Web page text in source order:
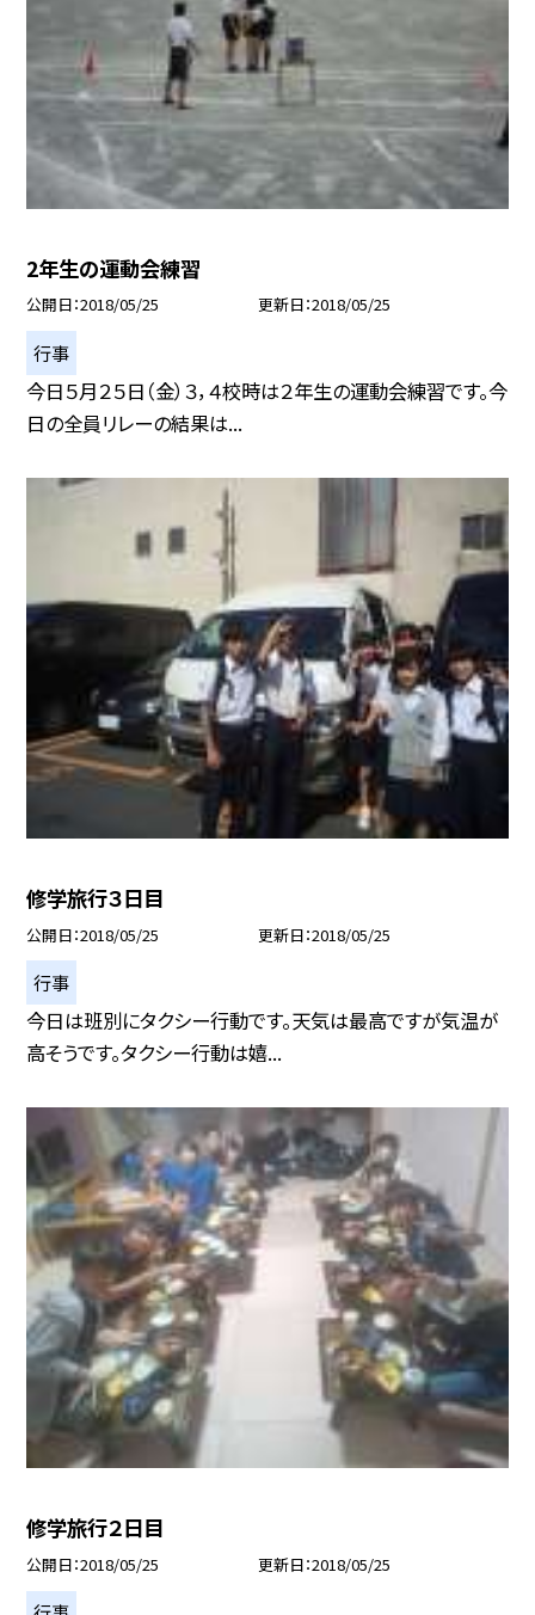
2年生の運動会練習
公開日 2018/05/25 更新日 2018/05/25
行事
今日５月２５日（金）３，４校時は２年生の運動会練習です。今
日の全員リレーの結果は...
修学旅行３日目
公開日 2018/05/25 更新日 2018/05/25
行事
今日は班別にタクシー行動です。天気は最高ですが気温が
高そうです。タクシー行動は嬉...
修学旅行２日目
公開日 2018/05/25 更新日 2018/05/25